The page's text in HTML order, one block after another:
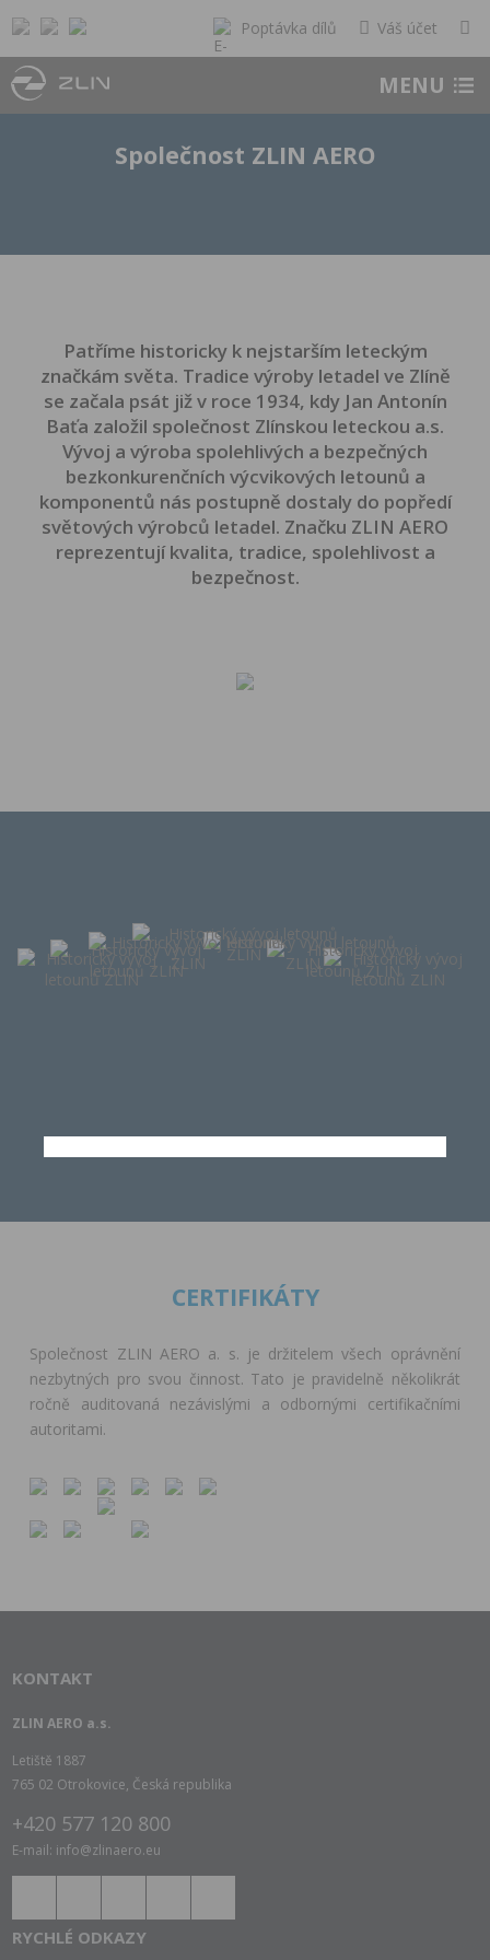
Poptávka dílů Váš účet
MENU
Společnost ZLIN AERO
Patříme historicky k nejstarším leteckým
značkám světa. Tradice výroby letadel ve Zlíně
se začala psát již v roce 1934, kdy Jan Antonín
Baťa založil společnost Zlínskou leteckou a.s.
Vývoj a výroba spolehlivých a bezpečných
bezkonkurenčních výcvikových letounů a
komponentů nás postupně dostaly do popředí
světových výrobců letadel. Značku ZLIN AERO
reprezentují kvalita, tradice, spolehlivost a
bezpečnost.
J. A. Baťa
CERTIFIKÁTY
Společnost ZLIN AERO a. s. je držitelem všech oprávnění
nezbytných pro svou činnost. Tato je pravidelně několikrát
ročně auditovaná nezávislými a odbornými certifikačními
autoritami.
KONTAKT
ZLIN AERO a.s.
Letiště 1887
765 02 Otrokovice, Česká republika
+420 577 120 800
E-mail: info@zlinaero.eu
RYCHLÉ ODKAZY